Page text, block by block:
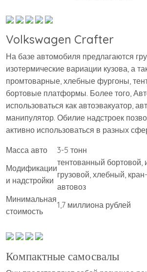
Volkswagen Crafter
На базе автомобиля предлагаются
изотермические вариации кузова, а
промтоварные, хлебные фургоны,
бортовые платформы. Более того,
использоваться как автоэвакуатор,
манипулятор. Обилие надстроек
активно использоваться в разных
Масса авто
3-5 тонн
Модификации
и надстройки
тентованный бортовой,
грузовой, хлебный,
автовоз
Минимальная
стоимость
1,7 миллиона рублей
Компактные самосвалы